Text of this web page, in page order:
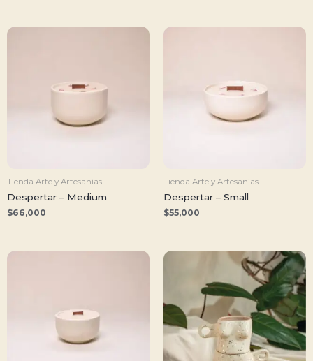
Tienda Arte y Artesanías
Despertar – Medium
$66,000
Tienda Arte y Artesanías
Despertar – Small
$55,000